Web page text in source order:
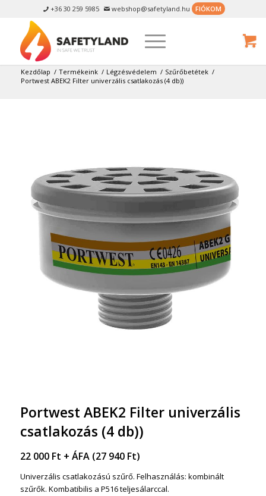
 +36 30 259 5985  webshop@safetyland.hu FIÓKOM
Kezdőlap / Termékeink / Légzésvédelem / Szűrőbetétek /
Portwest ABEK2 Filter univerzális csatlakozás (4 db))
Portwest ABEK2 Filter univerzális
csatlakozás (4 db))
22 000 Ft + ÁFA (27 940 Ft)
Univerzális csatlakozású szűrő. Felhasználás: kombinált
szűrők. Kombatibilis a P516 teljesálarccal.